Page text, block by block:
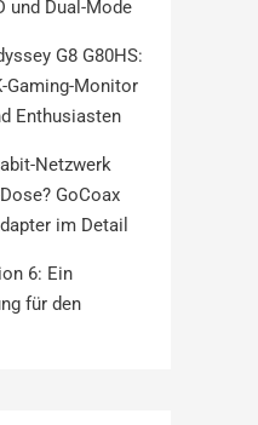
und Dual-Mode
G8 G80HS:
Gaming-Monitor
Enthusiasten
Netzwerk
GoCoax
im Detail
6: Ein
für den